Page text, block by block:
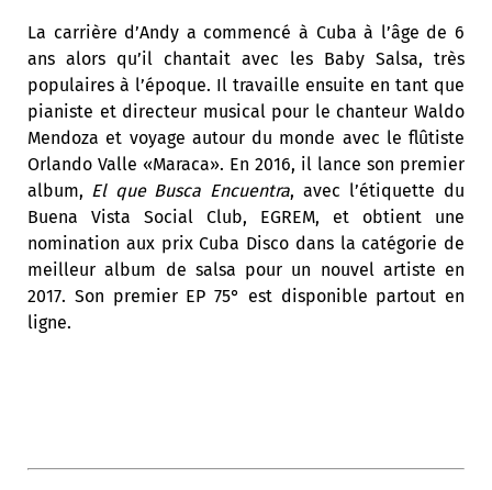
La carrière d’Andy a commencé à Cuba à l’âge de 6
ans alors qu’il chantait avec les Baby Salsa, très
populaires à l’époque. Il travaille ensuite en tant que
pianiste et directeur musical pour le chanteur Waldo
Mendoza et voyage autour du monde avec le flûtiste
Orlando Valle «Maraca». En 2016, il lance son premier
album, El que Busca Encuentra, avec l’étiquette du
Buena Vista Social Club, EGREM, et obtient une
nomination aux prix Cuba Disco dans la catégorie de
meilleur album de salsa pour un nouvel artiste en
2017. Son premier EP 75° est disponible partout en
ligne.